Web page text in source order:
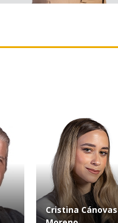
Cristina Cánovas